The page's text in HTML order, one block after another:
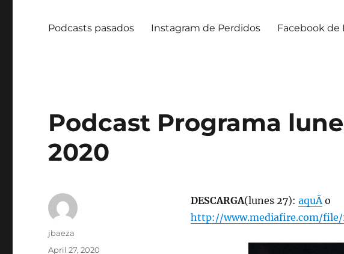
Podcasts pasados Instagram de Perdidos Facebook de
Podcast Programa
2020
DESCARGA(lunes 27): aquÃ­o
http://www.mediafire.com/file/
Author
jbaeza
Posted
April 27, 2020